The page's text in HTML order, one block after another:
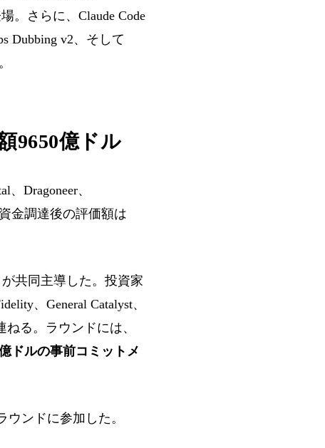
。さらに、Claude Code
Dubbing v2、そして
9650億ドル
Dragoneer、
金調達後の評価額は
が共同主導した。投資家
、General Catalyst、
ねる。ラウンドには、
ドルの事前コミットメ
ウンドに参加した。